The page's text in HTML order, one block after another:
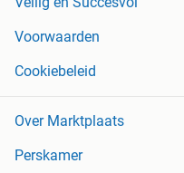
Voorwaarden
Cookiebeleid
Over Marktplaats
Perskamer